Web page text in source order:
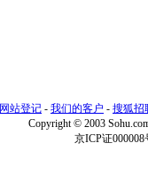
网站登记 - 我们的客户 - 搜狐招
Copyright © 2003
京ICP证